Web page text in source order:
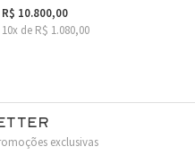
R$ 10.800,00
10x de R$ 1.080,00
exclusivas